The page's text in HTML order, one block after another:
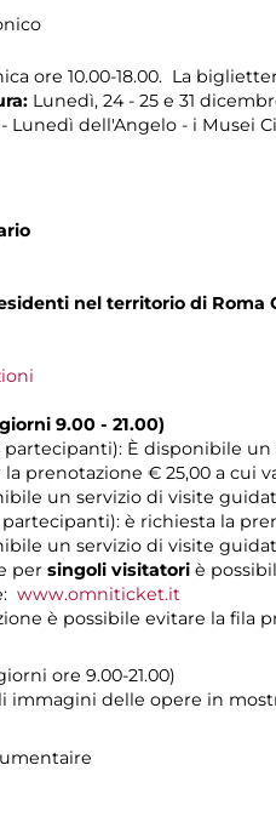
ore 10.00-18.00. La
Lunedì, 24 - 25 e 31
- Lunedì dell'Angelo - i Musei
nel territorio di Roma
9.00 - 21.00)
partecipanti): È disponibile
prenotazione € 25,00 a cui
un servizio di visite
partecipanti): è richiesta la
un servizio di visite
per singoli visitatori è
www.omniticket.it
è possibile evitare la fila
ore 9.00-21.00)
immagini delle opere in